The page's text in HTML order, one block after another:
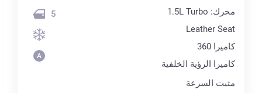
محرك: 1.5L Turbo
Leather Seat
كاميرا 360
كاميرا الرؤية الخلفية
مثبت السرعة
5